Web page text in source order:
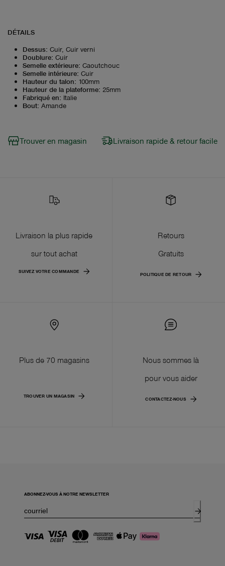
DÉTAILS
Dessus: Cuir, Cuir verni
Doublure: Cuir
Semelle extérieure: Caoutchouc
Semelle intérieure: Cuir
Hauteur du talon: 100mm
Hauteur de la plateforme: 25mm
Fabriqué en: Italie
Bout: Amande
Trouver en magasin Livraison rapide & retour facile
Livraison la plus rapide
sur tout achat
SUIVEZ VOTRE COMMANDE
Retours
Gratuits
POLITIQUE DE RETOUR
Plus de 70 magasins
TROUVER UN MAGASIN
Nous sommes là
pour vous aider
CONTACTEZ-NOUS
ABONNEZ-VOUS À NOTRE NEWSLETTER